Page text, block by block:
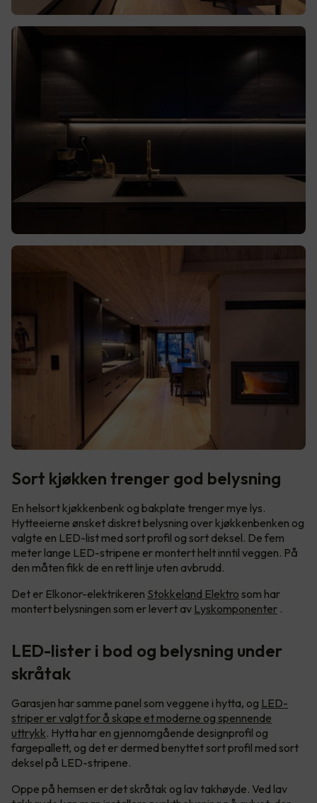
Sort kjøkken trenger god belysning
En helsort kjøkkenbenk og bakplate trenger mye lys.
Hytteeierne ønsket diskret belysning over kjøkkenbenken og
valgte en LED-list med sort profil og sort deksel. De fem
meter lange LED-stripene er montert helt inntil veggen. På
den måten fikk de en rett linje uten avbrudd.
Det er Elkonor-elektrikeren Stokkeland Elektro som har
montert belysningen som er levert av Lyskomponenter .
LED-lister i bod og belysning under
skråtak
Garasjen har samme panel som veggene i hytta, og LED-
striper er valgt for å skape et moderne og spennende
uttrykk. Hytta har en gjennomgående designprofil og
fargepallett, og det er dermed benyttet sort profil med sort
deksel på LED-stripene.
Oppe på hemsen er det skråtak og lav takhøyde. Ved lav